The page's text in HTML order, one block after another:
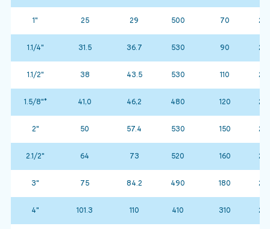
1" 25 29 500 70 25
1.1/4" 31.5 36.7 530 90 25
1.1/2" 38 43.5 530 110 25
1.5/8"* 41,0 46,2 480 120 25
2" 50 57.4 530 150 25
2.1/2" 64 73 520 160 25
3" 75 84.2 490 180 25
4" 101.3 110 410 310 25